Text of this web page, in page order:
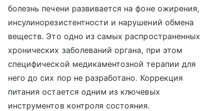
болезнь печени развивается на фоне ожирения,
инсулинорезистентности и нарушений обмена
веществ. Это одно из самых распространенных
хронических заболеваний органа, при этом
специфической медикаментозной терапии для
него до сих пор не разработано. Коррекция
питания остается одним из ключевых
инструментов контроля состояния.